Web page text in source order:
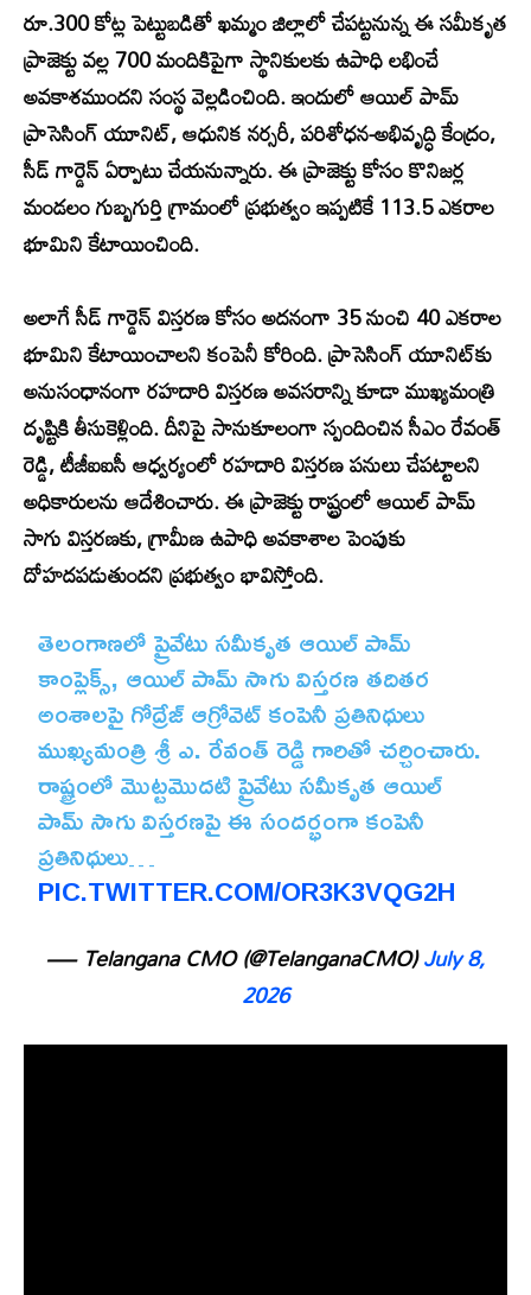
రూ.300 కోట్ల పెట్టుబడితో ఖమ్మం జిల్లాలో చేపట్టనున్న ఈ సమీకృత
ప్రాజెక్టు వల్ల 700 మందికిపైగా స్థానికులకు ఉపాధి లభించే
అవకాశముందని సంస్థ వెల్లడించింది. ఇందులో ఆయిల్ పామ్
ప్రాసెసింగ్ యూనిట్, ఆధునిక నర్సరీ, పరిశోధన-అభివృద్ధి కేంద్రం,
సీడ్ గార్డెన్ ఏర్పాటు చేయనున్నారు. ఈ ప్రాజెక్టు కోసం కొనిజర్ల
మండలం గుబ్బగుర్తి గ్రామంలో ప్రభుత్వం ఇప్పటికే 113.5 ఎకరాల
భూమిని కేటాయించింది.
అలాగే సీడ్ గార్డెన్ విస్తరణ కోసం అదనంగా 35 నుంచి 40 ఎకరాల
భూమిని కేటాయించాలని కంపెనీ కోరింది. ప్రాసెసింగ్ యూనిట్‌కు
అనుసంధానంగా రహదారి విస్తరణ అవసరాన్ని కూడా ముఖ్యమంత్రి
దృష్టికి తీసుకెళ్లింది. దీనిపై సానుకూలంగా స్పందించిన సీఎం రేవంత్
రెడ్డి, టీజీఐఐసీ ఆధ్వర్యంలో రహదారి విస్తరణ పనులు చేపట్టాలని
అధికారులను ఆదేశించారు. ఈ ప్రాజెక్టు రాష్ట్రంలో ఆయిల్ పామ్
సాగు విస్తరణకు, గ్రామీణ ఉపాధి అవకాశాల పెంపుకు
దోహదపడుతుందని ప్రభుత్వం భావిస్తోంది.
తెలంగాణలో ప్రైవేటు సమీకృత ఆయిల్ పామ్
కాంప్లెక్స్, ఆయిల్ పామ్ సాగు విస్తరణ తదితర
అంశాలపై గోద్రేజ్ ఆగ్రోవెట్ కంపెనీ ప్రతినిధులు
ముఖ్యమంత్రి శ్రీ ఎ. రేవంత్ రెడ్డి గారితో చర్చించారు.
రాష్ట్రంలో మొట్టమొదటి ప్రైవేటు సమీకృత ఆయిల్
పామ్ సాగు విస్తరణపై ఈ సందర్భంగా కంపెనీ
ప్రతినిధులు…
PIC.TWITTER.COM/OR3K3VQG2H
— Telangana CMO (@TelanganaCMO)July 8,
2026